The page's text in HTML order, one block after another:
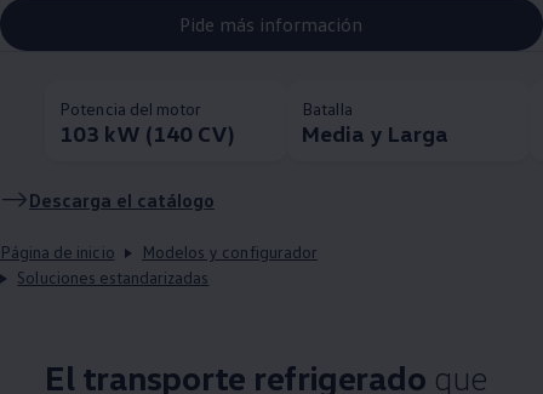
Pide más información
Potencia del motor
103 kW (140 CV)
Batalla
Media y Larga
Descarga el catálogo
Página de inicio
Modelos y configurador
Soluciones estandarizadas
El transporte refrigerado que